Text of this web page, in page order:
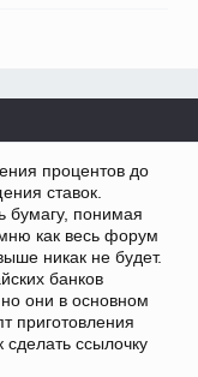
процентов до
ставок.
бумагу, понимая
как весь форум
никак не будет.
банков
они в основном
приготовления
ссылочку